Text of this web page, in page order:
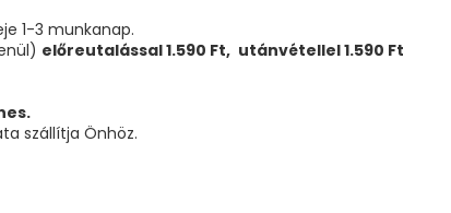
1-3 munkanap.
előreutalással 1.590 Ft, utánvétellel 1.590 Ft
szállítja Önhöz.